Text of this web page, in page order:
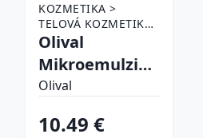
KOZMETIKA >
TELOVÁ KOZMETIKA
> HYGIENA >
> OLEJE
Olival
Mikroemulzia
Professional
Olival
10.49 €